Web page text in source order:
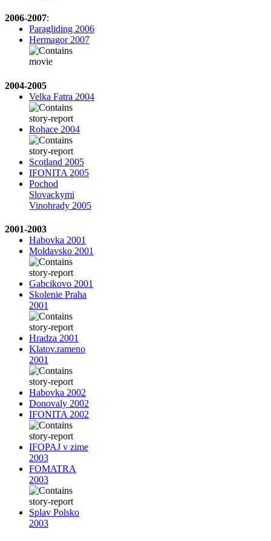
2006-2007:
Paragliding 2006
Hermagor 2007
2004-2005
Velka Fatra 2004
Rohace 2004
Scotland 2005
IFONITA 2005
Pochod
Slovackymi
Vinohrady 2005
2001-2003
Habovka 2001
Moldavsko 2001
Gabcikovo 2001
Skolenie Praha
2001
Hradza 2001
Klatov.rameno
2001
Habovka 2002
Donovaly 2002
IFONITA 2002
IFOPAJ v zime
2003
FOMATRA
2003
Splav Polsko
2003